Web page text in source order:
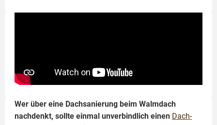
Wer über eine Dachsanierung beim Walmdach
nachdenkt, sollte einmal unverbindlich einen Dach-